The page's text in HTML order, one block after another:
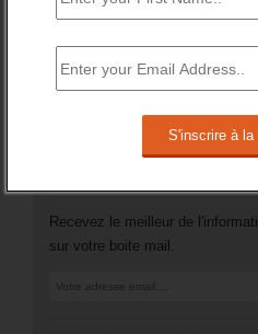
106 200 (soit +3,5%).
rechercher un emploi (A, B ou
Recevez le meilleur de
sur votre boite mail.